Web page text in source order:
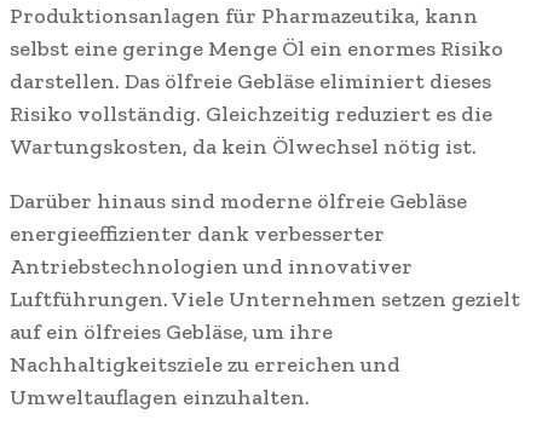
Produktionsanlagen für Pharmazeutika, kann
selbst eine geringe Menge Öl ein enormes Risiko
darstellen. Das ölfreie Gebläse eliminiert dieses
Risiko vollständig. Gleichzeitig reduziert es die
Wartungskosten, da kein Ölwechsel nötig ist.
Darüber hinaus sind moderne ölfreie Gebläse
energieeffizienter dank verbesserter
Antriebstechnologien und innovativer
Luftführungen. Viele Unternehmen setzen gezielt
auf ein ölfreies Gebläse, um ihre
Nachhaltigkeitsziele zu erreichen und
Umweltauflagen einzuhalten.